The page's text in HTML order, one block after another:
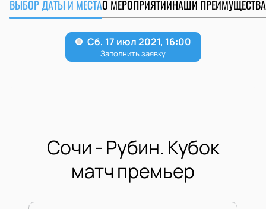
ВЫБОР ДАТЫ И МЕСТАО МЕРОПРИЯТИИНАШИ ПРЕИМУЩЕСТВА
Сочи - Рубин. Кубок
матч премьер